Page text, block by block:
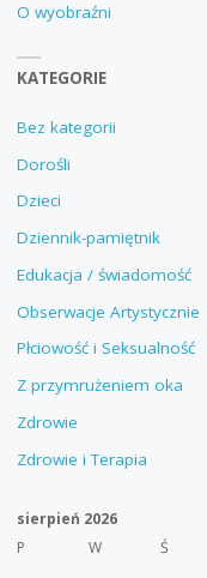
O wyobraźni
KATEGORIE
Bez kategorii
Dorośli
Dzieci
Dziennik-pamiętnik
Edukacja / świadomość
Obserwacje Artystycznie
Płciowość i Seksualność
Z przymrużeniem oka
Zdrowie
Zdrowie i Terapia
sierpień 2026
P
W Ś